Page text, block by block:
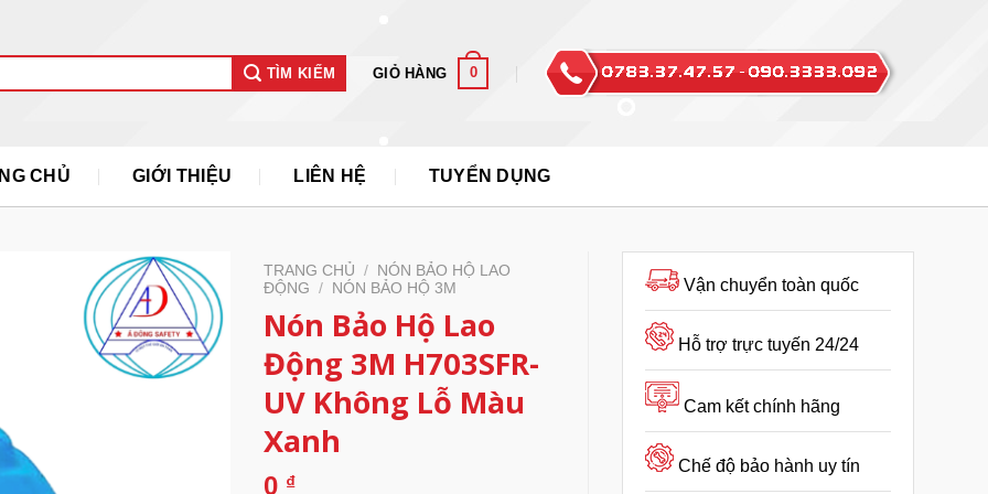
TÌM KIẾM GIỎ HÀNG 0
CHỦ GIỚI THIỆU LIÊN HỆ TUYỂN DỤNG
TRANG CHỦ /
NÓN BẢO HỘ LAO
ĐỘNG
/ NÓN BẢO HỘ 3M
Nón Bảo Hộ Lao
Động 3M H703SFR-
UV Không Lỗ Màu
Xanh
0 ₫
Vận chuyển toàn quốc
Hỗ trợ trực tuyến 24/24
Cam kết chính hãng
Chế độ bảo hành uy tín